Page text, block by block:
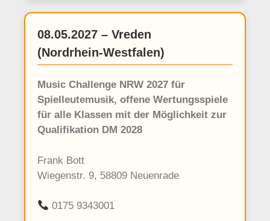
08.05.2027 – Vreden
(Nordrhein-Westfalen)
Music Challenge NRW 2027 für
Spielleutemusik, offene Wertungsspiele
für alle Klassen mit der Möglichkeit zur
Qualifikation DM 2028
Frank Bott
Wiegenstr. 9, 58809 Neuenrade
0175 9343001